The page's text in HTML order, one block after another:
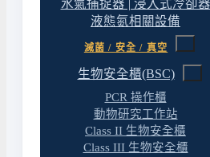
水氣捕捉器 | 浸入式冷卻器
液態氮相關設備
滅菌 / 安全 / 真空
生物安全櫃(BSC)
PCR 操作櫃
動物研究工作站
Class II 生物安全櫃
Class III 生物安全櫃
教師示範桌是教室前方的核
桌面尺寸較大（通常
獨立水槽與排水
內建電源插座（110V /
萬向抽氣罩或排煙櫃，教
可搭配視訊投影設備，將